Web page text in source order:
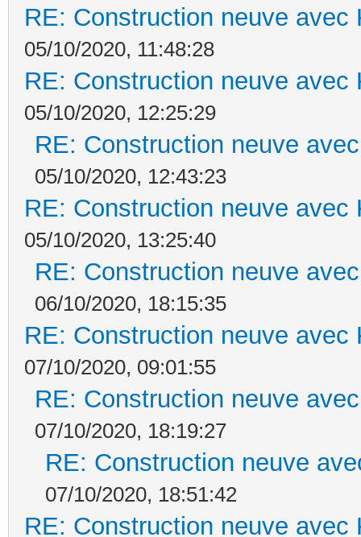
RE: Construction neuve avec
05/10/2020, 11:48:28
RE: Construction neuve avec
05/10/2020, 12:25:29
RE: Construction neuve
05/10/2020, 12:43:23
RE: Construction neuve avec
05/10/2020, 13:25:40
RE: Construction neuve
06/10/2020, 18:15:35
RE: Construction neuve avec
07/10/2020, 09:01:55
RE: Construction neuve
07/10/2020, 18:19:27
RE: Construction neuve
07/10/2020, 18:51:42
RE: Construction neuve avec